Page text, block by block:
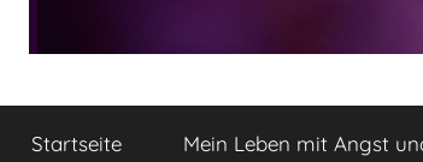
Yvis
kleine
Lifestyle
Startseite Mein Leben mit Angst